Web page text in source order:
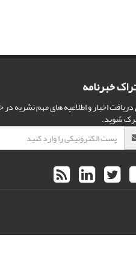
خبرنامه
دریافت اخبار و اطلاعیه های مهم نشریه در
شوید.